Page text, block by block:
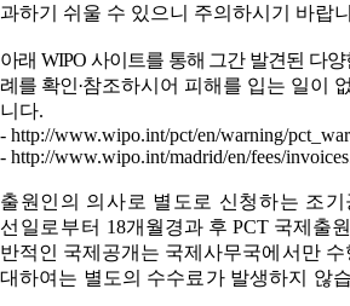
과하기 쉬울 수 있으니 주의하시기 바랍
아래 WIPO 사이트를 통해 그간 발견된 다
례를 확인·참조하시어 피해를 입는 일이
니다.
- http://www.wipo.int/pct/en/warning/
- http://www.wipo.int/madrid/en/fees/
출원인의 의사로 별도로 신청하는 조
선일로부터 18개월경과 후 PCT 국제출
반적인 국제공개는 국제 사무국에서만 수
대하여는 별도의 수수료가 발생하지 않